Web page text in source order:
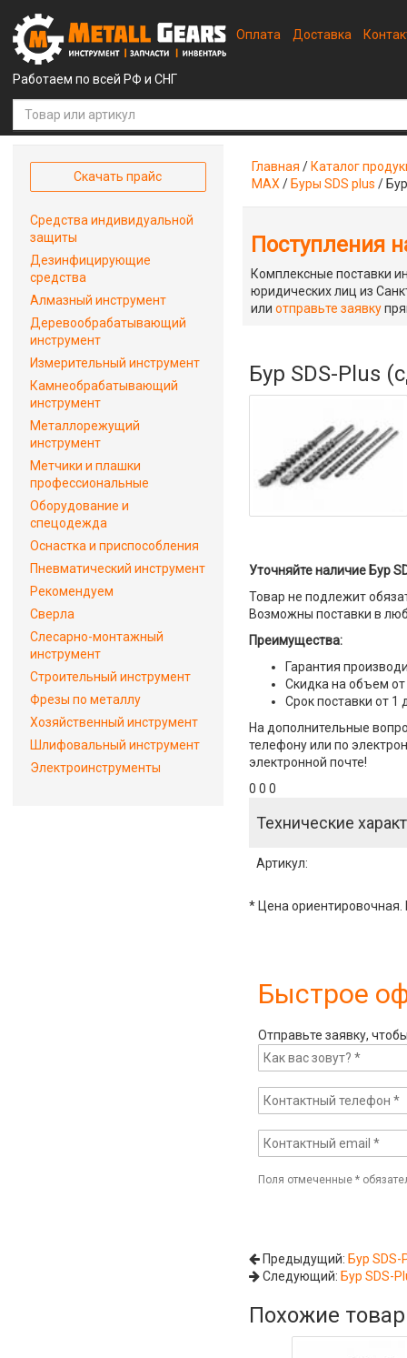
Работаем по всей РФ и СНГ
Оплата Доставка
Главная / Каталог
MAX / Буры SDS plus /
Поступления
Комплексные поставки
юридических лиц из
илиотправьте заявку
Бур SDS-Plus
Уточняйте наличие Бур
Товар не подлежит
Возможны поставки в
Преимущества:
Гарантия
Скидка на объем от
Срок поставки от 1
На дополнительные
телефону или по
электронной почте!
0 0 0
Технические
Артикул:
* Цена ориентировочная.
Быстрое
Отправьте заявку,
Поля отмеченные*
Предыдущий: Бур
Следующий: Бур SDS-
Похожие
Скачать прайс
Средства индивидуальной
защиты
Дезинфицирующие
средства
Алмазный инструмент
Деревообрабатывающий
инструмент
Измерительный инструмент
Камнеобрабатывающий
инструмент
Металлорежущий
инструмент
Метчики и плашки
профессиональные
Оборудование и
спецодежда
Оснастка и приспособления
Пневматический инструмент
Рекомендуем
Сверла
Слесарно-монтажный
инструмент
Строительный инструмент
Фрезы по металлу
Хозяйственный инструмент
Шлифовальный инструмент
Электроинструменты